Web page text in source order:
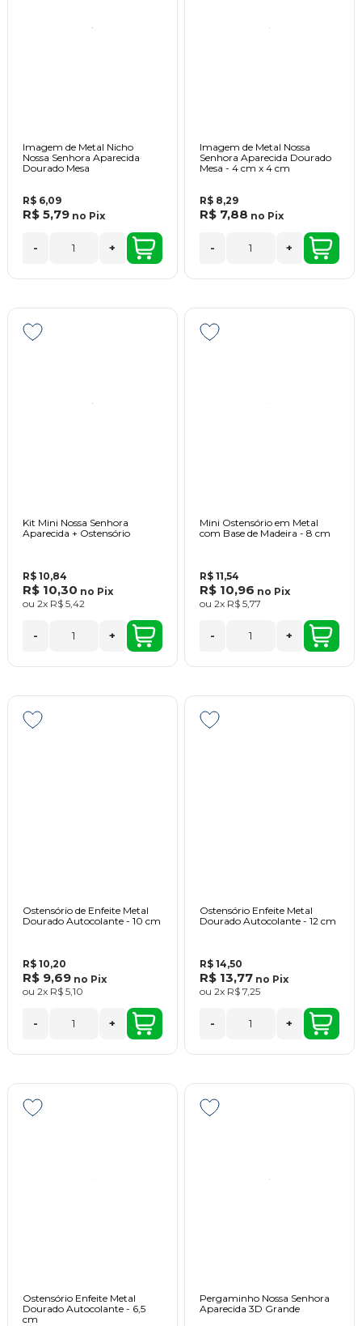
Imagem de Metal Nicho
Nossa Senhora Aparecida
Dourado Mesa
R$ 6,09
R$ 5,79 no Pix
- +
Imagem de Metal Nossa
Senhora Aparecida Dourado
Mesa - 4 cm x 4 cm
R$ 8,29
R$ 7,88 no Pix
- +
Kit Mini Nossa Senhora
Aparecida + Ostensório
R$ 10,84
R$ 10,30 no Pix
ou 2x R$ 5,42
- +
Mini Ostensório em Metal
com Base de Madeira - 8 cm
R$ 11,54
R$ 10,96 no Pix
ou 2x R$ 5,77
- +
Ostensório de Enfeite Metal
Dourado Autocolante - 10 cm
R$ 10,20
R$ 9,69 no Pix
ou 2x R$ 5,10
- +
Ostensório Enfeite Metal
Dourado Autocolante - 12 cm
R$ 14,50
R$ 13,77 no Pix
ou 2x R$ 7,25
- +
Ostensório Enfeite Metal
Dourado Autocolante - 6,5
cm
Pergaminho Nossa Senhora
Aparecida 3D Grande